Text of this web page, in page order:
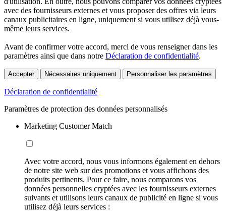
avec des fournisseurs externes et vous proposer des offres via leurs
canaux publicitaires en ligne, uniquement si vous utilisez déjà vous-
même leurs services.
Avant de confirmer votre accord, merci de vous renseigner dans les
paramètres ainsi que dans notre Déclaration de confidentialité.
Accepter Nécessaires uniquement Personnaliser les paramètres
Déclaration de confidentialité
Paramètres de protection des données personnalisés
Marketing Customer Match
Avec votre accord, nous vous informons également en dehors
de notre site web sur des promotions et vous affichons des
produits pertinents. Pour ce faire, nous comparons vos
données personnelles cryptées avec les fournisseurs externes
suivants et utilisons leurs canaux de publicité en ligne si vous
utilisez déjà leurs services :